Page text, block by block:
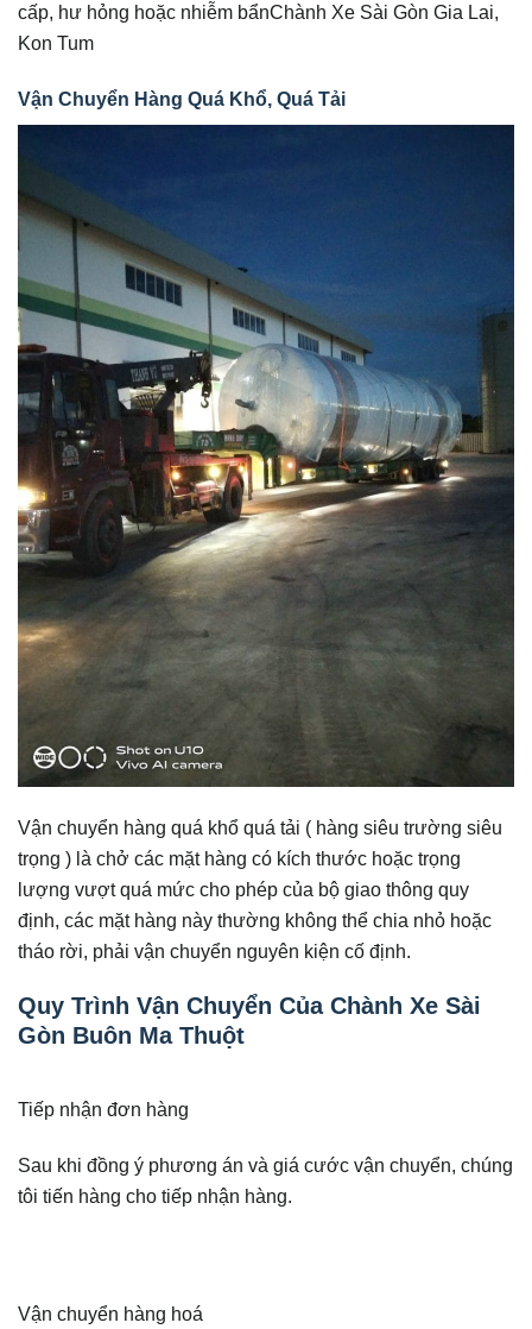
cấp, hư hỏng hoặc nhiễm bẩnChành Xe Sài Gòn Gia Lai,
Kon Tum
Vận Chuyển Hàng Quá Khổ, Quá Tải
Vận chuyển hàng quá khổ quá tải ( hàng siêu trường siêu
trọng ) là chở các mặt hàng có kích thước hoặc trọng
lượng vượt quá mức cho phép của bộ giao thông quy
định, các mặt hàng này thường không thể chia nhỏ hoặc
tháo rời, phải vận chuyển nguyên kiện cố định.
Quy Trình Vận Chuyển Của Chành Xe Sài
Gòn Buôn Ma Thuột
Tiếp nhận đơn hàng
Sau khi đồng ý phương án và giá cước vận chuyển, chúng
tôi tiến hàng cho tiếp nhận hàng.
Vận chuyển hàng hoá